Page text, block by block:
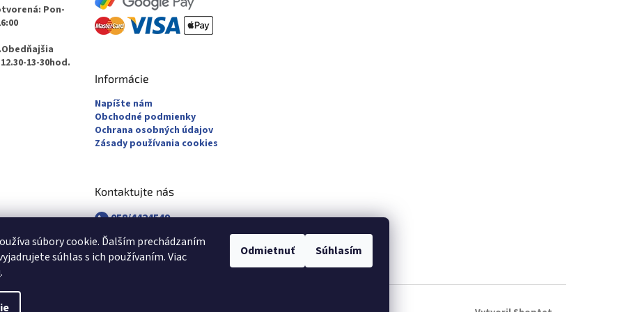
súbory cookie. Ďalším prechádzaním
súhlas s ich používaním. Viac
.
Odmietnuť Súhlasím
Pon-
13-30hod.
Informácie
Napíšte nám
Obchodné podmienky
Ochrana osobných údajov
Zásady používania cookies
Kontaktujte nás
058/4424549
058/4882830
revuca@majsterpapier.sk